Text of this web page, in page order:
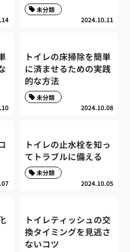
2024.10.11
未分類
トイレの床掃除を簡単
に済ませるための実践
的な方法
2024.10.08
未分類
トイレの止水栓を知っ
てトラブルに備える
2024.10.05
未分類
トイレティッシュの交
換タイミングを見逃さ
ないコツ